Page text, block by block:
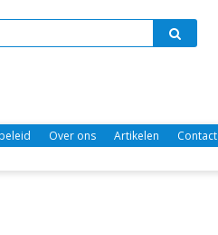
Over ons Artikelen Contact